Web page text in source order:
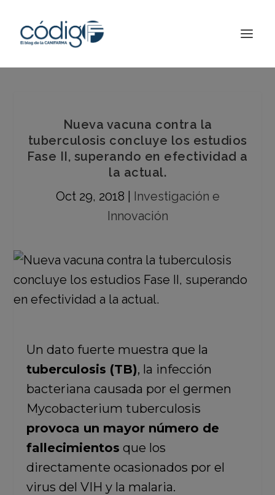
Nueva vacuna contra la
tuberculosis concluye los estudios
Fase II, superando en efectividad a
la actual.
Oct 29, 2018
Investigación e
Innovación
Un dato fuerte muestra que la
tuberculosis (TB), la infección
bacteriana causada por el germen
Mycobacterium tuberculosis
provoca un mayor número de
fallecimientos que los
directamente ocasionados por el
virus del VIH y la malaria.